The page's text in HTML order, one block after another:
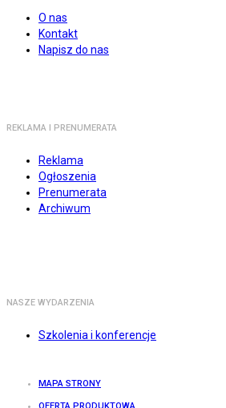
O nas
Kontakt
Napisz do nas
REKLAMA I PRENUMERATA
Reklama
Ogłoszenia
Prenumerata
Archiwum
NASZE WYDARZENIA
Szkolenia i konferencje
MAPA STRONY